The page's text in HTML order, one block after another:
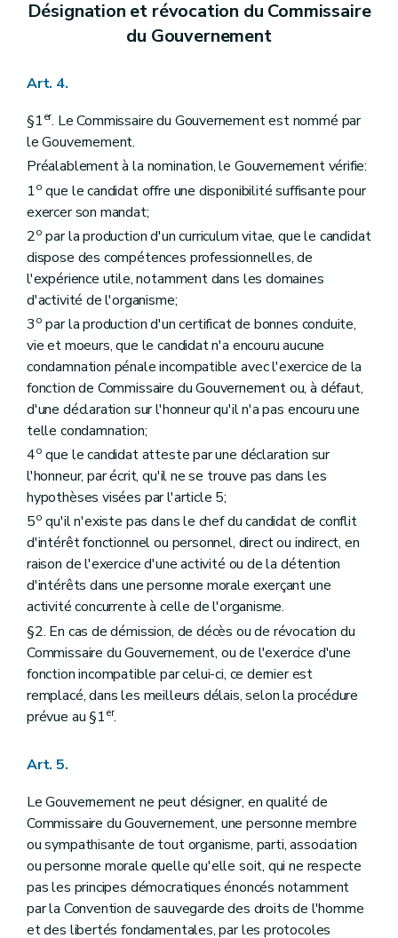
Désignation et révocation du Commissaire
du Gouvernement
Art. 4.
§1er. Le Commissaire du Gouvernement est nommé par
le Gouvernement.
Préalablement à la nomination, le Gouvernement vérifie:
1o que le candidat offre une disponibilité suffisante pour
exercer son mandat;
2o par la production d'un curriculum vitae, que le candidat
dispose des compétences professionnelles, de
l'expérience utile, notamment dans les domaines
d'activité de l'organisme;
3o par la production d'un certificat de bonnes conduite,
vie et moeurs, que le candidat n'a encouru aucune
condamnation pénale incompatible avec l'exercice de la
fonction de Commissaire du Gouvernement ou, à défaut,
d'une déclaration sur l'honneur qu'il n'a pas encouru une
telle condamnation;
4o que le candidat atteste par une déclaration sur
l'honneur, par écrit, qu'il ne se trouve pas dans les
hypothèses visées par l'article 5;
5o qu'il n'existe pas dans le chef du candidat de conflit
d'intérêt fonctionnel ou personnel, direct ou indirect, en
raison de l'exercice d'une activité ou de la détention
d'intérêts dans une personne morale exerçant une
activité concurrente à celle de l'organisme.
§2. En cas de démission, de décès ou de révocation du
Commissaire du Gouvernement, ou de l'exercice d'une
fonction incompatible par celui-ci, ce dernier est
remplacé, dans les meilleurs délais, selon la procédure
prévue au §1er.
Art. 5.
Le Gouvernement ne peut désigner, en qualité de
Commissaire du Gouvernement, une personne membre
ou sympathisante de tout organisme, parti, association
ou personne morale quelle qu'elle soit, qui ne respecte
pas les principes démocratiques énoncés notamment
par la Convention de sauvegarde des droits de l'homme
et des libertés fondamentales, par les protocoles